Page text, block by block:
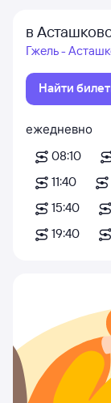
в
Гжель -
Найти
ежедневно
08:10
11:40
15:40
19:40